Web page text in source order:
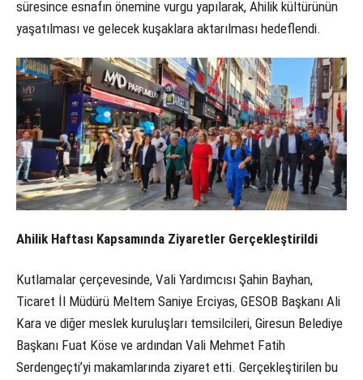
süresince esnafın önemine vurgu yapılarak, Ahilik kültürünün
yaşatılması ve gelecek kuşaklara aktarılması hedeflendi.
Ahilik Haftası Kapsamında Ziyaretler Gerçekleştirildi
Kutlamalar çerçevesinde, Vali Yardımcısı Şahin Bayhan,
Ticaret İl Müdürü Meltem Saniye Erciyas, GESOB Başkanı Ali
Kara ve diğer meslek kuruluşları temsilcileri, Giresun Belediye
Başkanı Fuat Köse ve ardından Vali Mehmet Fatih
Serdengeçti’yi makamlarında ziyaret etti. Gerçekleştirilen bu